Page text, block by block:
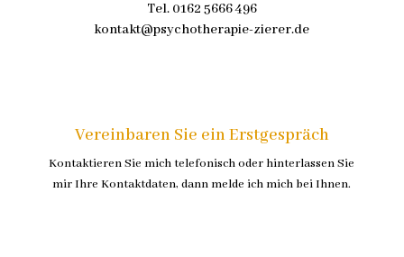
Tel. 0162 5666 496
kontakt@psychotherapie-zierer.de
Vereinbaren Sie ein Erstgespräch
Kontaktieren Sie mich telefonisch oder hinterlassen Sie
mir Ihre Kontaktdaten, dann melde ich mich bei Ihnen.